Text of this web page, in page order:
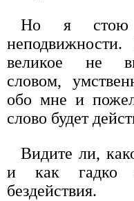
Но я стою
великое не
словом,
обо мне и
слово будет
Видите ли,
и как гадко
бездействия.